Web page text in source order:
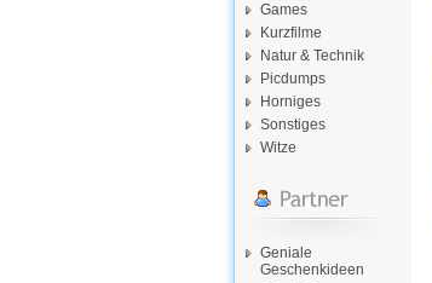
Games
Kurzfilme
Natur & Technik
Picdumps
Horniges
Sonstiges
Witze
Geniale
Geschenkideen